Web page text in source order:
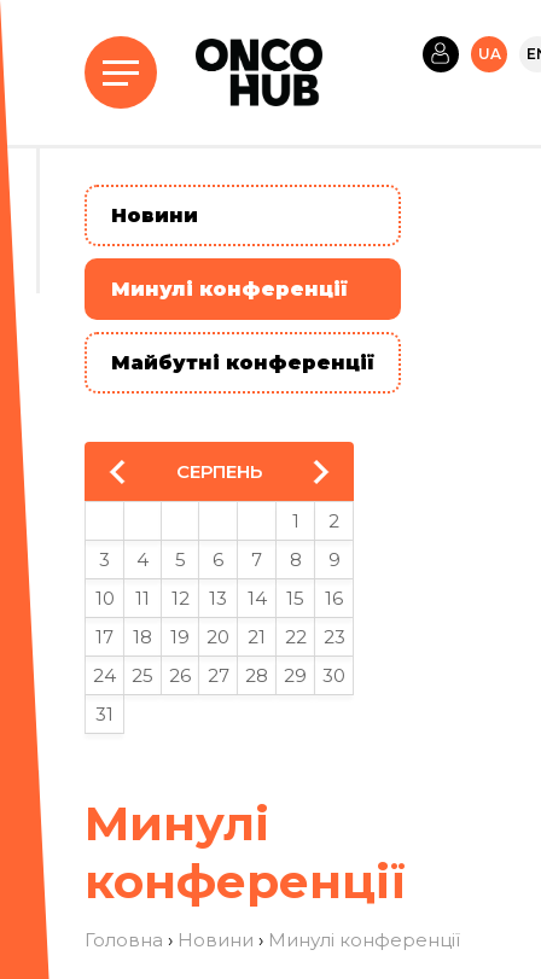
UA
Минулі
конференції
Головна › Новини › Минулі конференції
Новини
Минулі конференції
Майбутні конференції
СЕРПЕНЬ
1
2
3
4 5 6 7 8
9
10
11 12 13 14 15
16
17
18 19 20 21 22
23
24
25 26 27 28 29
30
31